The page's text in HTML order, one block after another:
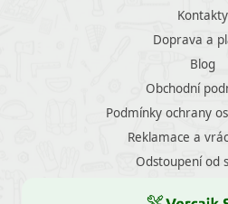
Kontakty
Doprava a
Blog
Obchodní
Podmínky ochrany
Reklamace a
Odstoupení od